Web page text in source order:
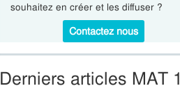
souhaitez en créer et les diffuser ?
Contactez nous
Derniers articles MAT 1